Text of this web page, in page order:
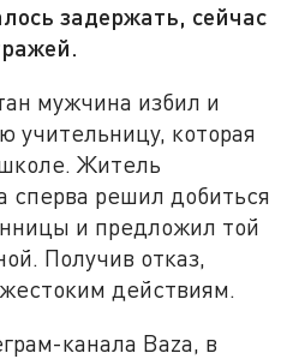
задержать, сейчас
мужчина избил и
учительницу, которая
Житель
сперва решил добиться
и предложил той
Получив отказ,
действиям.
канала Baza, в